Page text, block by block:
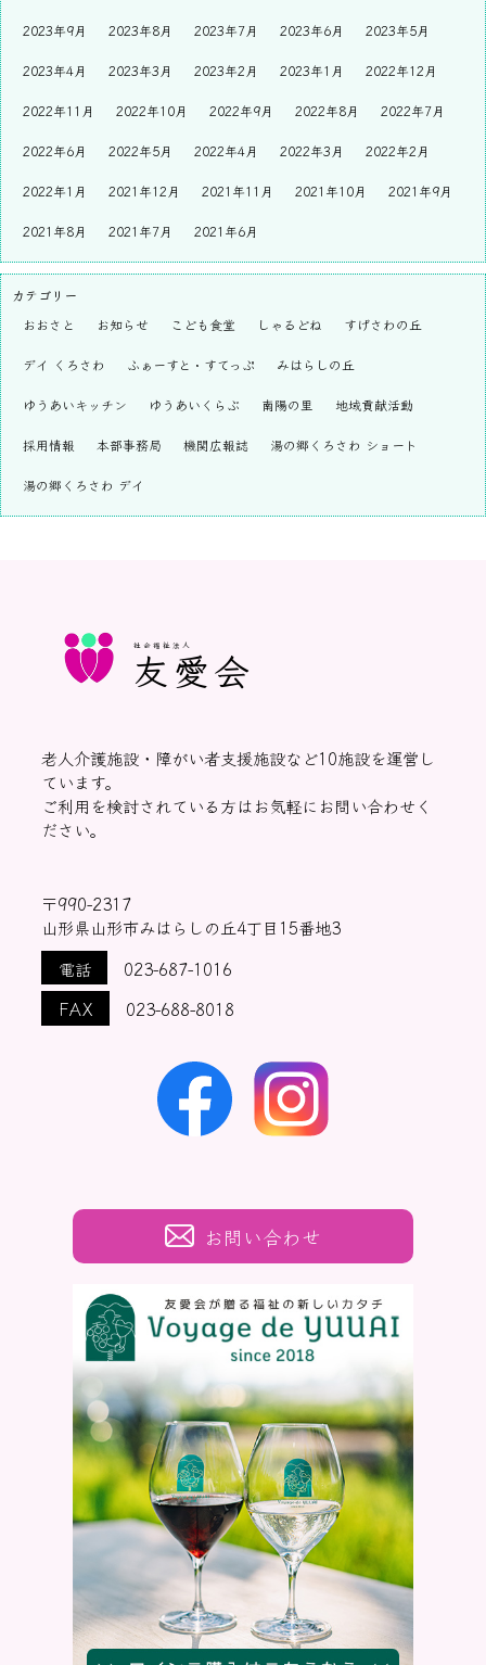
2023年9月 2023年8月 2023年7月 2023年6月 2023年5月
2023年4月 2023年3月 2023年2月 2023年1月 2022年12月
2022年11月 2022年10月 2022年9月 2022年8月 2022年7月
2022年6月 2022年5月 2022年4月 2022年3月 2022年2月
2022年1月 2021年12月 2021年11月 2021年10月 2021年9月
2021年8月 2021年7月 2021年6月
カテゴリー
おおさと
お知らせ こども食堂 しゃるどね すげさわの丘
デイ くろさわ ふぁーすと・すてっぷ みはらしの丘
ゆうあいキッチン ゆうあいくらぶ 南陽の里 地域貢献活動
採用情報 本部事務局 機関広報誌 湯の郷くろさわ ショート
湯の郷くろさわ デイ
社会福祉法人
友愛会
老人介護施設・障がい者支援施設など10施設を運営し
ています。
ご利用を検討されている方はお気軽にお問い合わせく
ださい。
〒990-2317
山形県山形市みはらしの丘4丁目15番地3
電話
023-687-1016
FAX
023-688-8018
お問い合わせ